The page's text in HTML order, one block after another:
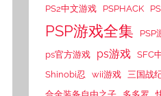
PS2中文游戏
PSPHACK
PSP游戏全集 PSP
ps官方游戏
ps游戏 SFC
Shinobi忍
wii游戏 三国战